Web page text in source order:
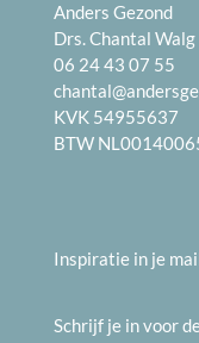
Anders Gezond
Drs. Chantal Walg
06 24 43 07 55
KVK 54955637
BTW
Inspiratie in je
Schrijf je in voor